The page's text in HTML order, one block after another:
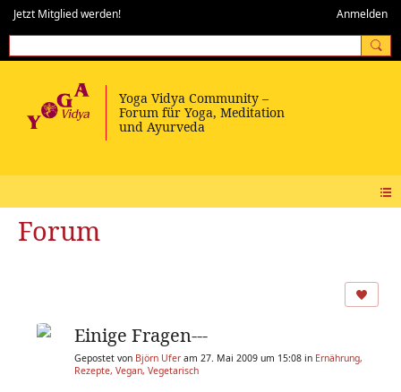
Jetzt Mitglied werden! Anmelden
Forum
Einige Fragen---
Gepostet von Björn Ufer am 27. Mai 2009 um 15:08 in Ernährung,
Rezepte, Vegan, Vegetarisch